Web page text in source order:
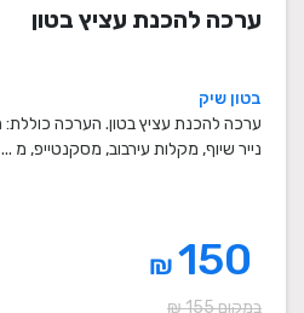
ערכה להכנת עציץ בטון
בטון שיק
ערכה להכנת עציץ בטון. הערכה כוללת:
נייר שיוף, מקלות עירבוב, מסקנטייפ, מ ...
₪
במקום 155 ₪